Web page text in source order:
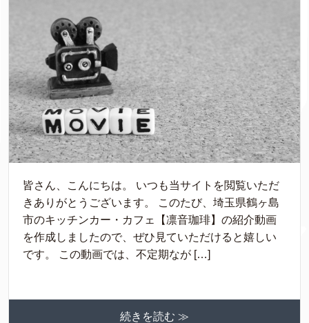
皆さん、こんにちは。 いつも当サイトを閲覧いただ
きありがとうございます。 このたび、埼玉県鶴ヶ島
市のキッチンカー・カフェ【凛音珈琲】の紹介動画
を作成しましたので、ぜひ見ていただけると嬉しい
です。 この動画では、不定期なが […]
続きを読む ≫